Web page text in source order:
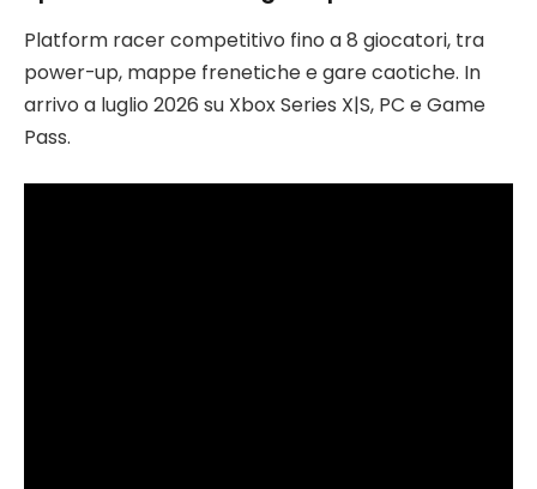
Platform racer competitivo fino a 8 giocatori, tra
power-up, mappe frenetiche e gare caotiche. In
arrivo a luglio 2026 su Xbox Series X|S, PC e Game
Pass.